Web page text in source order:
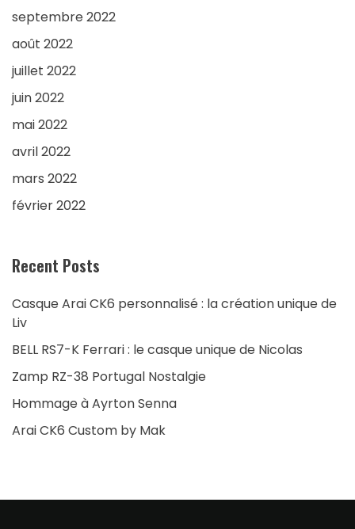
septembre 2022
août 2022
juillet 2022
juin 2022
mai 2022
avril 2022
mars 2022
février 2022
Recent Posts
Casque Arai CK6 personnalisé : la création unique de
Liv
BELL RS7-K Ferrari : le casque unique de Nicolas
Zamp RZ-38 Portugal Nostalgie
Hommage à Ayrton Senna
Arai CK6 Custom by Mak